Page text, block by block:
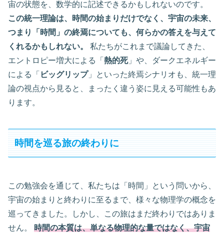
宙の状態を、数学的に記述できるかもしれないのです。
この統一理論は、時間の始まりだけでなく、宇宙の未来、
つまり「時間」の終焉についても、何らかの答えを与えて
くれるかもしれない。
私たちがこれまで議論してきた、
エントロピー増大による「 熱的死」や、ダークエネルギー
による「 ビッグリップ」といった終焉シナリオも、統一理
論の視点から見ると、まったく違う姿に見える可能性もあ
ります。
時間を巡る旅の終わりに
この勉強会を通じて、私たちは「時間」という問いから、
宇宙の始まりと終わりに至るまで、様々な物理学の概念を
巡ってきました。しかし、この旅はまだ終わりではありま
せん。 時間の本質は、単なる物理的な量ではなく、宇宙